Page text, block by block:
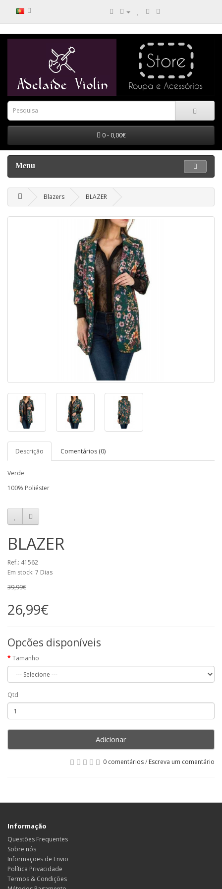
0 - 0,00€
Menu
Blazers BLAZER
Descrição Comentários (0)
Verde
100% Poliéster
BLAZER
Ref.: 41562
Em stock: 7 Dias
39,99€
26,99€
Opcões disponíveis
Tamanho
Qtd
Adicionar
0 comentários/ Escreva um comentário
Informação
Questões Frequentes
Sobre nós
Informações de Envio
Política Privacidade
Termos & Condições